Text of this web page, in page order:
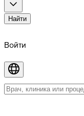
Найти
Войти